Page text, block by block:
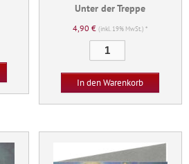
Unter der Treppe
4,90€ (inkl. 19% MwSt.) *
der
Treppe
Menge
In den Warenkorb